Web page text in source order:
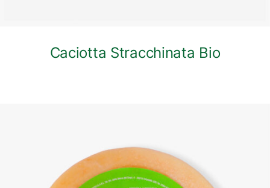
Caciotta Stracchinata Bio